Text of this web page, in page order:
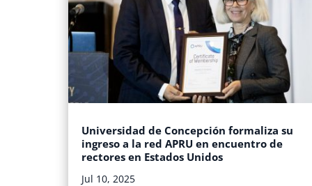
Universidad de Concepción formaliza su
ingreso a la red APRU en encuentro de
rectores en Estados Unidos
Jul 10, 2025